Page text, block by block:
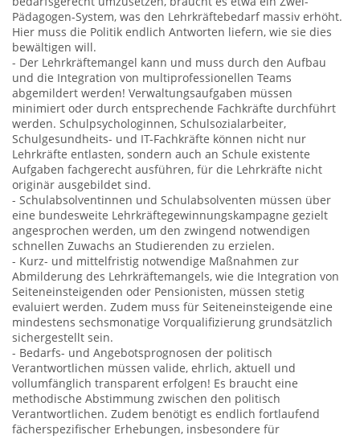
Pädagogen-System, was den Lehrkräftebedarf massiv erhöht.
Hier muss die Politik endlich Antworten liefern, wie sie dies
bewältigen will.
- Der Lehrkräftemangel kann und muss durch den Aufbau
und die Integration von multiprofessionellen Teams
abgemildert werden! Verwaltungsaufgaben müssen
minimiert oder durch entsprechende Fachkräfte durchführt
werden. Schulpsychologinnen, Schulsozialarbeiter,
Schulgesundheits- und IT-Fachkräfte können nicht nur
Lehrkräfte entlasten, sondern auch an Schule existente
Aufgaben fachgerecht ausführen, für die Lehrkräfte nicht
originär ausgebildet sind.
- Schulabsolventinnen und Schulabsolventen müssen über
eine bundesweite Lehrkräftegewinnungskampagne gezielt
angesprochen werden, um den zwingend notwendigen
schnellen Zuwachs an Studierenden zu erzielen.
- Kurz- und mittelfristig notwendige Maßnahmen zur
Abmilderung des Lehrkräftemangels, wie die Integration von
Seiteneinsteigenden oder Pensionisten, müssen stetig
evaluiert werden. Zudem muss für Seiteneinsteigende eine
mindestens sechsmonatige Vorqualifizierung grundsätzlich
sichergestellt sein.
- Bedarfs- und Angebotsprognosen der politisch
Verantwortlichen müssen valide, ehrlich, aktuell und
vollumfänglich transparent erfolgen! Es braucht eine
methodische Abstimmung zwischen den politisch
Verantwortlichen. Zudem benötigt es endlich fortlaufend
fächerspezifischer Erhebungen, insbesondere für